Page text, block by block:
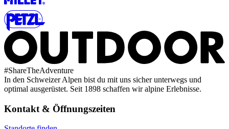
#ShareTheAdventure
In den Schweizer Alpen bist du mit uns sicher unterwegs und
optimal ausgerüstet. Seit 1898 schaffen wir alpine Erlebnisse.
Kontakt & Öffnungszeiten